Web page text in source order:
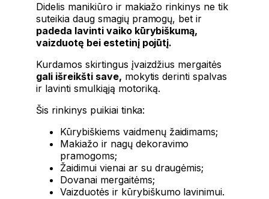
Didelis manikiūro ir makiažo rinkinys ne tik
suteikia daug smagių pramogų, bet ir
padeda lavinti vaiko kūrybiškumą,
vaizduotę bei estetinį pojūtį.
Kurdamos skirtingus įvaizdžius mergaitės
gali išreikšti save, mokytis derinti spalvas
ir lavinti smulkiąją motoriką.
Šis rinkinys puikiai tinka:
Kūrybiškiems vaidmenų žaidimams;
Makiažo ir nagų dekoravimo
pramogoms;
Žaidimui vienai ar su draugėmis;
Dovanai mergaitėms;
Vaizduotės ir kūrybiškumo lavinimui.